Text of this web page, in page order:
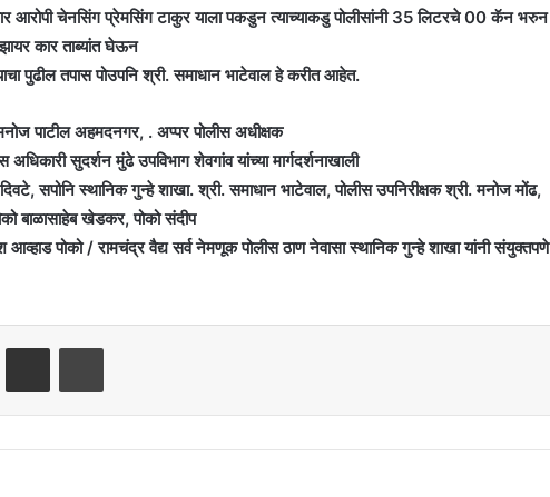
आरोपी चेनसिंग प्रेमसिंग टाकुर याला पकडुन त्याच्याकडु पोलीसांनी 35 लिटरचे 00 कॅन भरुन
कार ताब्यांत घेऊन
पुढील तपास पोउपनि श्री. समाधान भाटेवाल हे करीत आहेत.
पाटील अहमदनगर, . अप्पर पोलीस अधीक्षक
अधिकारी सुदर्शन मुंढे उपविभाग शेवगांव यांच्या मार्गदर्शनाखाली
सपोनि स्थानिक गुन्हे शाखा. श्री. समाधान भाटेवाल, पोलीस उपनिरीक्षक श्री. मनोज मोंढ,
बाळासाहेब खेडकर, पोको संदीप
आव्हाड पोको / रामचंद्र वैद्य सर्व नेमणूक पोलीस ठाण नेवासा स्थानिक गुन्हे शाखा यांनी संयुक्तपणे
Share via Email Print